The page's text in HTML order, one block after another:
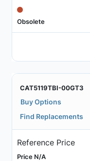
Obsolete
CAT5119TBI-00GT3
Buy Options
Find Replacements
Reference Price
Price N/A